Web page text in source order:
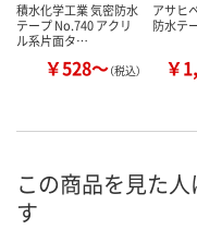
積水化学工業 気密防水
テープ No.740 アクリ
ル系片面タ…
￥528～（税込）
アサヒ
防水テ
￥
この商品を見た
す